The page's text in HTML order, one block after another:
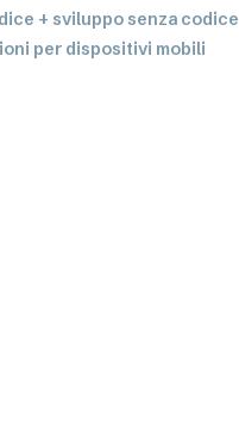
+ sviluppo senza codice
per dispositivi mobili